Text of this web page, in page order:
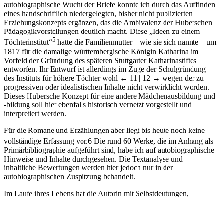
Heuser4(Universität Osnabrück), meistens möglich. Die
autobiographische Wucht der Briefe konnte ich durch das Auffinden
eines handschriftlich niedergelegten, bisher nicht publizierten
Erziehungskonzepts ergänzen, das die Ambivalenz der Huberschen
Pädagogikvorstellungen deutlich macht. Diese „Ideen zu einem
Töchterinstitut“5hatte die Familienmutter – wie sie sich nannte – um
1817 für die damalige württembergische Königin Katharina im
Vorfeld der Gründung des späteren Stuttgarter Katharinastiftes
entworfen. Ihr Entwurf ist allerdings im Zuge der Schulgründung
des Instituts für höhere Töchter wohl← 11 | 12 →wegen der zu
progressiven oder idealistischen Inhalte nicht verwirklicht worden.
Dieses Hubersche Konzept für eine andere Mädchenausbildung und
-bildung soll hier ebenfalls historisch vernetzt vorgestellt und
Für die Romane und Erzählungen aber liegt bis heute noch keine
vollständige Erfassung vor.6Die rund 60 Werke, die im Anhang als
Primärbibliographie aufgeführt sind, habe ich auf autobiographische
Hinweise und Inhalte durchgesehen. Die Textanalyse und
inhaltliche Bewertungen werden hier jedoch nur in der